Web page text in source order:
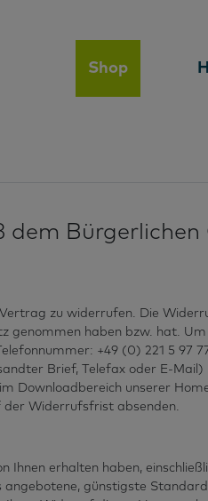
Shop
Bürgerlichen
zu widerrufen. Die
haben bzw. hat.
+49 (0) 221 5 97
Brief, Telefax oder E-
Downloadbereich unserer
der Widerrufsfrist absenden.
Ihnen erhalten haben,
günstigste